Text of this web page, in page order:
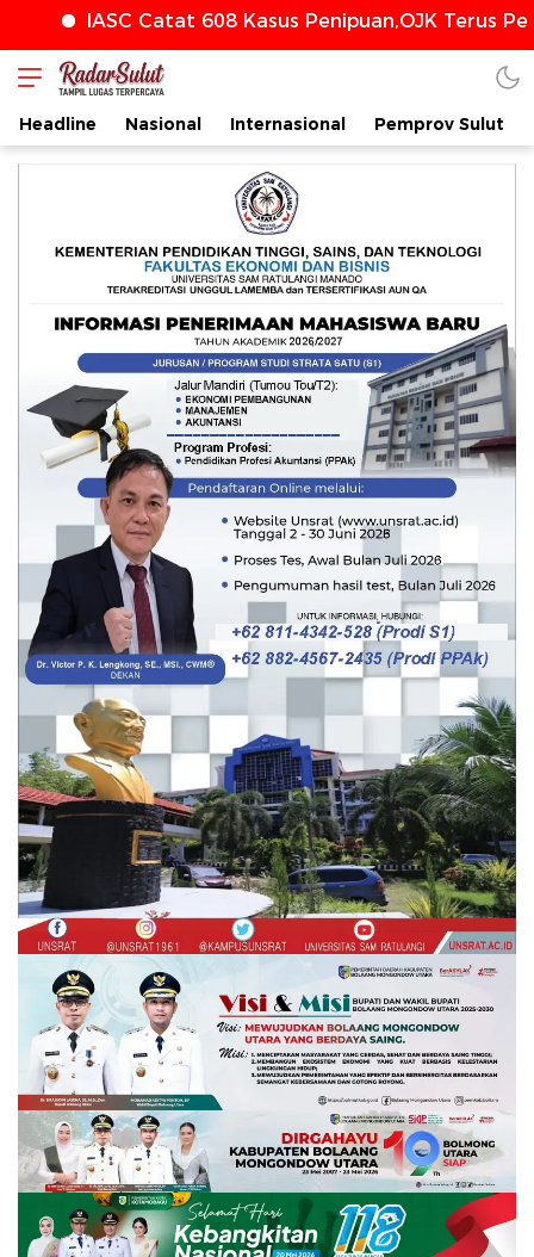
Catat 608 Kasus Penipuan,OJK Terus Perkuat
Headline Nasional Internasional Pemprov Sulut